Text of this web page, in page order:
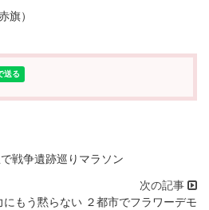
旗）
戦争遺跡巡りマラソン
にもう黙らない ２都市でフラワーデモ